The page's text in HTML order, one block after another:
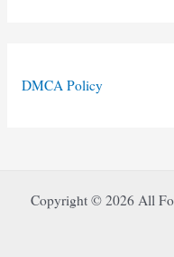
DMCA Policy
Copyright © 2026 All